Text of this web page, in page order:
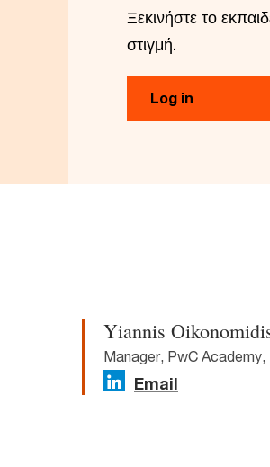
Ξεκινήστε το
στιγμή.
Log in
Yiannis
Manager, PwC
Email